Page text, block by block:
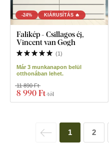
-24% KIÁRUSÍTÁS 🔥
Falikép - Csillagos éj,
Vincent van Gogh
(1)
Már 3 munkanapon belül
otthonában lehet.
8 990 Ft-tól
11 890 Ft
1 2